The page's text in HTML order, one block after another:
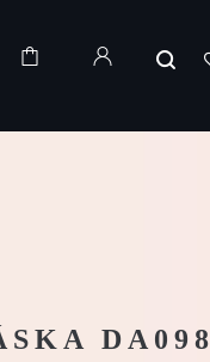
DA098